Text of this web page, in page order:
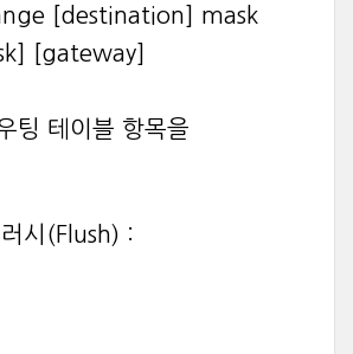
[destination] mask
[gateway]
팅 테이블 항목을
시(Flush) :